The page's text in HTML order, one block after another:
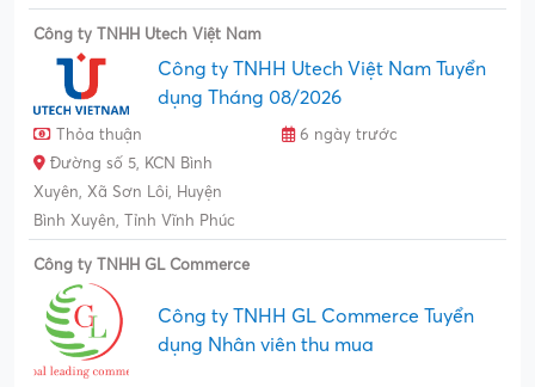
Công ty TNHH Utech Việt Nam
Công ty TNHH Utech Việt Nam Tuyển
dụng Tháng 08/2026
Thỏa thuận
6 ngày trước
Đường số 5, KCN Bình
Xuyên, Xã Sơn Lôi, Huyện
Bình Xuyên, Tỉnh Vĩnh Phúc
Công ty TNHH GL Commerce
Công ty TNHH GL Commerce Tuyển
dụng Nhân viên thu mua